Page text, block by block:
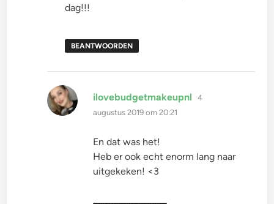
dag!!!
BEANTWOORDEN
ilovebudgetmakeupnl schreef:
4
augustus 2019 om 20:21
En dat was het!
Heb er ook echt enorm lang naar
uitgekeken! <3